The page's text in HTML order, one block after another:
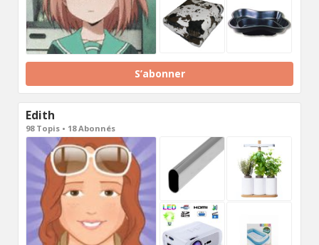
S’abonner
Edith
98 Topis • 18 Abonnés